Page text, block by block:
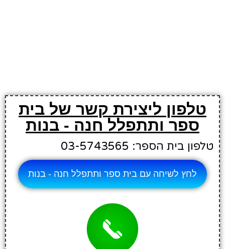
טלפון ליצירת קשר של בית
ספר ותתפלל חנה - בנות
טלפון בית הספר: 03-5743565
לחץ לשיחה עם בית ספר ותתפלל חנה - בנות